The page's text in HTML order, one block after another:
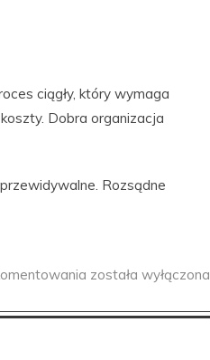
ciągły, który wymaga
Dobra organizacja
Rozsądne
została wyłączona